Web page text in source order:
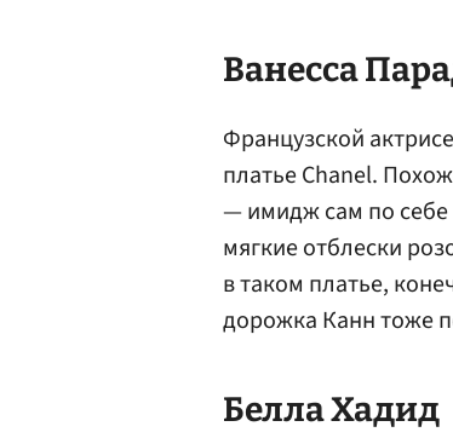
Ванесса
Французской
платье Chanel.
— имидж сам по
мягкие отблески
в таком платье,
дорожка Канн тоже
Белла Хадид